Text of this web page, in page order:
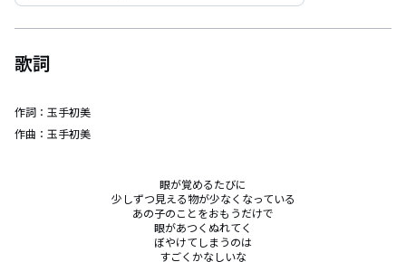
歌詞
作詞： 玉手初美
作曲： 玉手初美
眼が覚めるたびに
少しずつ見える物が少なくなっている
あの子のことをおもうだけで
眼があつくぬれてく
ぼやけてしまうのは
すごくかなしいな